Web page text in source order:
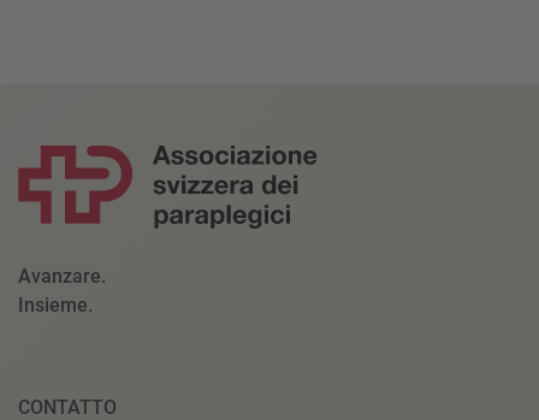
Avanzare.
Insieme.
CONTATTO